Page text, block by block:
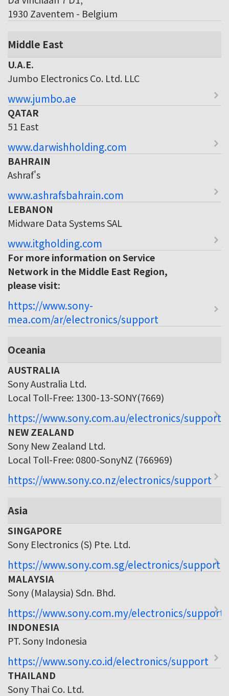
1930 Zaventem - Belgium
Middle East
U.A.E.
Jumbo Electronics Co. Ltd. LLC
www.jumbo.ae
QATAR
51 East
www.darwishholding.com
BAHRAIN
Ashraf's
www.ashrafsbahrain.com
LEBANON
Midware Data Systems SAL
www.itgholding.com
For more information on Service
Network in the Middle East Region,
please visit:
https://www.sony-
mea.com/ar/electronics/support
Oceania
AUSTRALIA
Sony Australia Ltd.
Local Toll-Free: 1300-13-SONY(7669)
https://www.sony.com.au/electronics/support
NEW ZEALAND
Sony New Zealand Ltd.
Local Toll-Free: 0800-SonyNZ (766969)
https://www.sony.co.nz/electronics/support
Asia
SINGAPORE
Sony Electronics (S) Pte. Ltd.
https://www.sony.com.sg/electronics/support
MALAYSIA
Sony (Malaysia) Sdn. Bhd.
https://www.sony.com.my/electronics/support
INDONESIA
PT. Sony Indonesia
https://www.sony.co.id/electronics/support
THAILAND
Sony Thai Co. Ltd.